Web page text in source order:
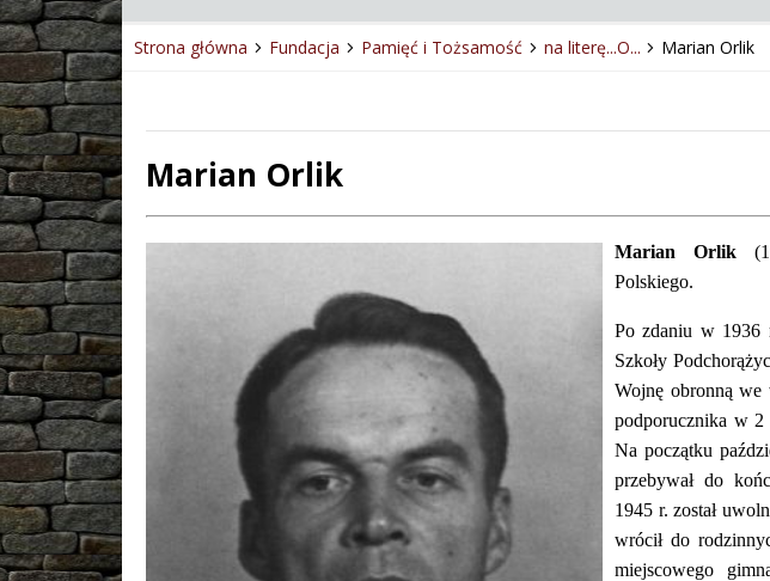
Strona główna Fundacja Pamięć i Tożsamość na literę...O... Marian Orlik
Marian Orlik
Marian Orlik
Polskiego.
Po zdaniu w 1936
Szkoły
Wojnę obronną we
podporucznika w
Na początku
przebywał do
1945 r. został
wrócił do
miejscowego